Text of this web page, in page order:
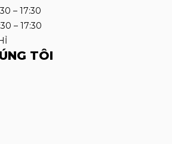
17:30
17:30
TÔI